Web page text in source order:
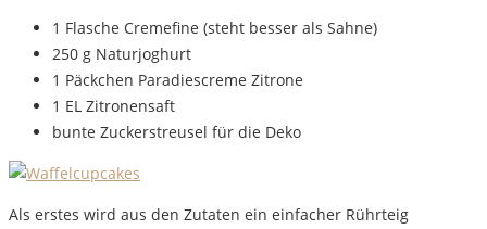
1 Flasche Cremefine (steht besser als Sahne)
250 g Naturjoghurt
1 Päckchen Paradiescreme Zitrone
1 EL Zitronensaft
bunte Zuckerstreusel für die Deko
Als erstes wird aus den Zutaten ein einfacher Rührteig